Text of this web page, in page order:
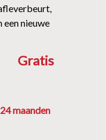
nieuwe
Gratis
maanden